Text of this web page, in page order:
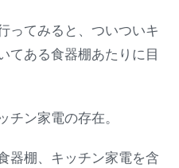
ってみると、ついついキ
てある食器棚あたりに目
チン家電の存在。
器棚、キッチン家電を含